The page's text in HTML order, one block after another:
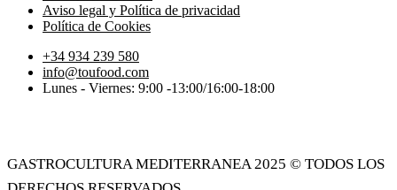
Aviso legal y Política de privacidad
Política de Cookies
+34 934 239 580
info@toufood.com
Lunes - Viernes: 9:00 -13:00/16:00-18:00
GASTROCULTURA MEDITERRANEA 2025 © todos los
derechos reservados.